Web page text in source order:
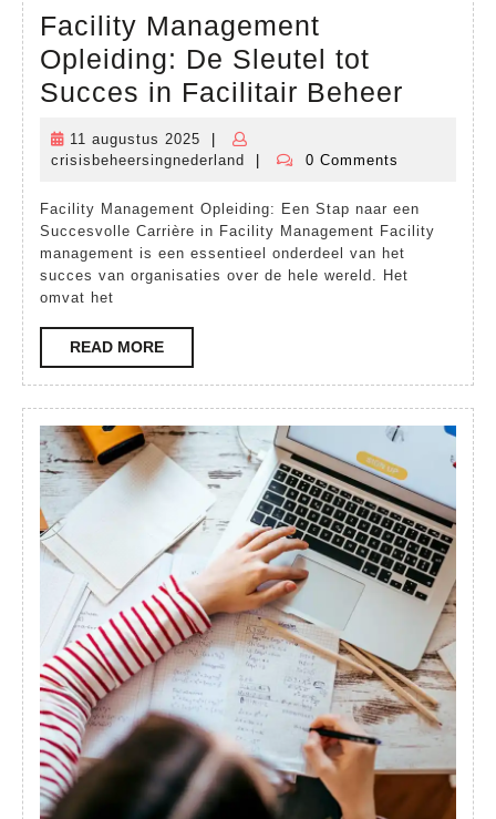
Facility Management
Opleiding: De Sleutel tot
Succes in Facilitair Beheer
Sleutel
tot
11 augustus 2025
11
augustus
crisisbeheersingnederland
crisisbeheersingnederland
0 Comments
Facility Management Opleiding: Een Stap naar een
Succesvolle Carrière in Facility Management Facility
management is een essentieel onderdeel van het
succes van organisaties over de hele wereld. Het
omvat het
READ MOREREAD
MORE